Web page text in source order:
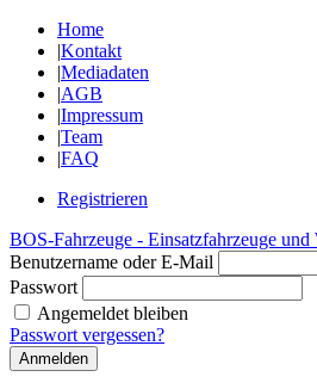
Home
|Kontakt
|Mediadaten
|AGB
|Impressum
|Team
|FAQ
Registrieren
BOS-Fahrzeuge - Einsatzfahrzeuge
Benutzername oder E-Mail
Passwort
Angemeldet bleiben
Passwort vergessen?